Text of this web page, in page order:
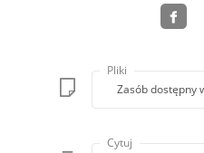
Pliki
Zasób dostępny
Cytuj